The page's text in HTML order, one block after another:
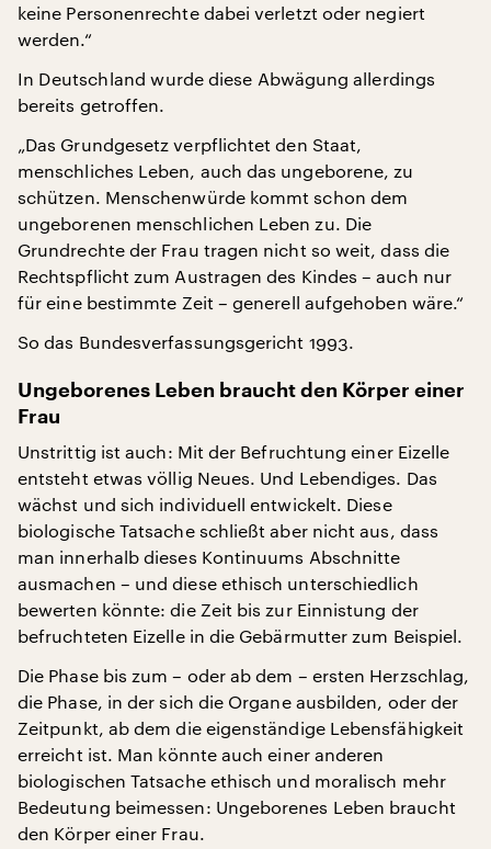
keine Personenrechte dabei verletzt oder negiert
werden.“
In Deutschland wurde diese Abwägung allerdings
bereits getroffen.
„Das Grundgesetz verpflichtet den Staat,
menschliches Leben, auch das ungeborene, zu
schützen. Menschenwürde kommt schon dem
ungeborenen menschlichen Leben zu. Die
Grundrechte der Frau tragen nicht so weit, dass die
Rechtspflicht zum Austragen des Kindes – auch nur
für eine bestimmte Zeit – generell aufgehoben wäre.“
So das Bundesverfassungsgericht 1993.
Ungeborenes Leben braucht den Körper einer
Frau
Unstrittig ist auch: Mit der Befruchtung einer Eizelle
entsteht etwas völlig Neues. Und Lebendiges. Das
wächst und sich individuell entwickelt. Diese
biologische Tatsache schließt aber nicht aus, dass
man innerhalb dieses Kontinuums Abschnitte
ausmachen – und diese ethisch unterschiedlich
bewerten könnte: die Zeit bis zur Einnistung der
befruchteten Eizelle in die Gebärmutter zum Beispiel.
Die Phase bis zum – oder ab dem – ersten Herzschlag,
die Phase, in der sich die Organe ausbilden, oder der
Zeitpunkt, ab dem die eigenständige Lebensfähigkeit
erreicht ist. Man könnte auch einer anderen
biologischen Tatsache ethisch und moralisch mehr
Bedeutung beimessen: Ungeborenes Leben braucht
den Körper einer Frau.